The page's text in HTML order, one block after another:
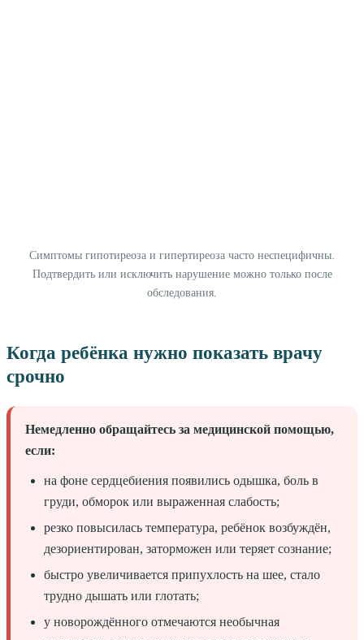
Симптомы гипотиреоза и гипертиреоза часто неспецифичны.
Подтвердить или исключить нарушение можно только после
обследования.
Когда ребёнка нужно показать врачу
срочно
Немедленно обращайтесь за медицинской помощью,
если:
на фоне сердцебиения появились одышка, боль в
груди, обморок или выраженная слабость;
резко повысилась температура, ребёнок возбуждён,
дезориентирован, заторможен или теряет сознание;
быстро увеличивается припухлость на шее, стало
трудно дышать или глотать;
у новорождённого отмечаются необычная